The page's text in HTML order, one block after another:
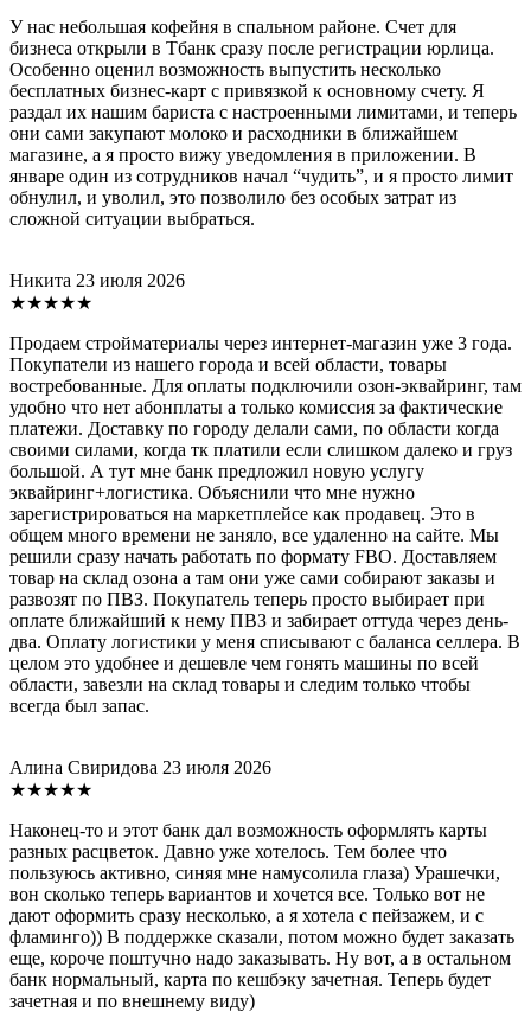
У нас небольшая кофейня в спальном районе. Счет для
бизнеса открыли в Тбанк сразу после регистрации юрлица.
Особенно оценил возможность выпустить несколько
бесплатных бизнес-карт с привязкой к основному счету. Я
раздал их нашим бариста с настроенными лимитами, и теперь
они сами закупают молоко и расходники в ближайшем
магазине, а я просто вижу уведомления в приложении. В
январе один из сотрудников начал “чудить”, и я просто лимит
обнулил, и уволил, это позволило без особых затрат из
сложной ситуации выбраться.
Никита 23 июля 2026
★★★★★
Продаем стройматериалы через интернет-магазин уже 3 года.
Покупатели из нашего города и всей области, товары
востребованные. Для оплаты подключили озон-эквайринг, там
удобно что нет абонплаты а только комиссия за фактические
платежи. Доставку по городу делали сами, по области когда
своими силами, когда тк платили если слишком далеко и груз
большой. А тут мне банк предложил новую услугу
эквайринг+логистика. Объяснили что мне нужно
зарегистрироваться на маркетплейсе как продавец. Это в
общем много времени не заняло, все удаленно на сайте. Мы
решили сразу начать работать по формату FBO. Доставляем
товар на склад озона а там они уже сами собирают заказы и
развозят по ПВЗ. Покупатель теперь просто выбирает при
оплате ближайший к нему ПВЗ и забирает оттуда через день-
два. Оплату логистики у меня списывают с баланса селлера. В
целом это удобнее и дешевле чем гонять машины по всей
области, завезли на склад товары и следим только чтобы
всегда был запас.
Алина Свиридова 23 июля 2026
★★★★★
Наконец-то и этот банк дал возможность оформлять карты
разных расцветок. Давно уже хотелось. Тем более что
пользуюсь активно, синяя мне намусолила глаза) Урашечки,
вон сколько теперь вариантов и хочется все. Только вот не
дают оформить сразу несколько, а я хотела с пейзажем, и с
фламинго)) В поддержке сказали, потом можно будет заказать
еще, короче поштучно надо заказывать. Ну вот, а в остальном
банк нормальный, карта по кешбэку зачетная. Теперь будет
зачетная и по внешнему виду)